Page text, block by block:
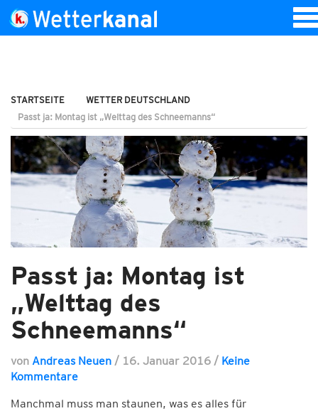
STARTSEITE
WETTER DEUTSCHLAND
Passt ja: Montag ist „Welttag des Schneemanns“
Passt ja: Montag ist
„Welttag des
Schneemanns“
von Andreas Neuen / 16. Januar 2016 / Keine
Kommentare
Manchmal muss man staunen, was es alles für